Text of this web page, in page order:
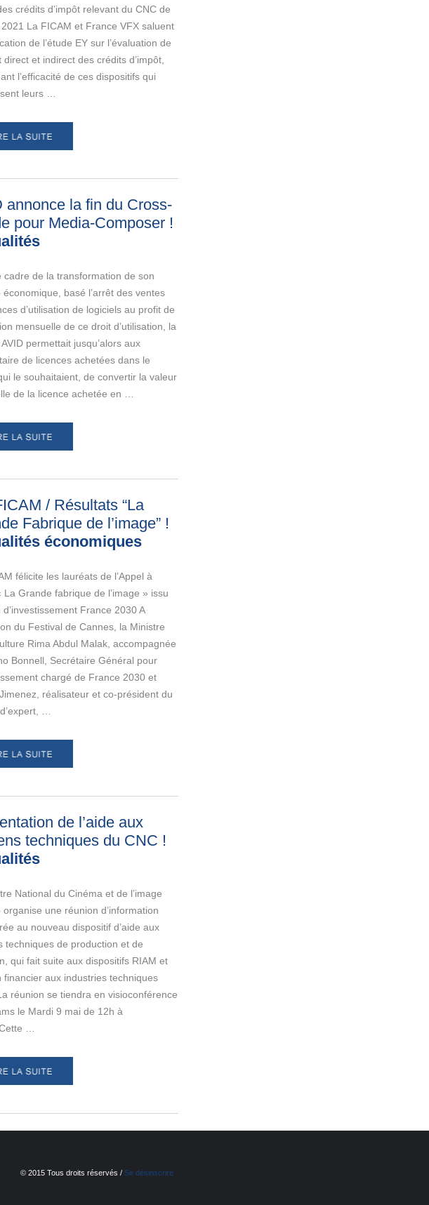
crédits d’impôt relevant du CNC de
La FICAM et France VFX saluent
de l’étude EY sur l’évaluation de
direct et indirect des crédits d’impôt,
l’efficacité de ces dispositifs qui
leurs …
annonce la fin du Cross-
pour Media-Composer !
cadre de la transformation de son
économique, basé l’arrêt des ventes
d’utilisation de logiciels au profit de
mensuelle de ce droit d’utilisation, la
permettait jusqu’alors aux
de licences achetées dans le
le souhaitaient, de convertir la valeur
de la licence achetée en …
/ Résultats “La
Fabrique de l’image” !
économiques
félicite les lauréats de l’Appel à
La Grande fabrique de l’image » issu
d’investissement France 2030 A
du Festival de Cannes, la Ministre
Rima Abdul Malak, accompagnée
Bonnell, Secrétaire Général pour
chargé de France 2030 et
réalisateur et co-président du
…
de l’aide aux
techniques du CNC !
National du Cinéma et de l’image
organise une réunion d’information
au nouveau dispositif d’aide aux
techniques de production et de
qui fait suite aux dispositifs RIAM et
financier aux industries techniques
réunion se tiendra en visioconférence
le Mardi 9 mai de 12h à
…
© 2015 Tous droits réservés / Se désinscrire